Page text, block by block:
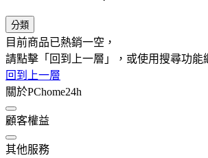
分類
目前商品已熱銷一空，
請點擊「回到上一層」，或使用搜尋功能
回到上一層
關於PChome24h
顧客權益
其他服務